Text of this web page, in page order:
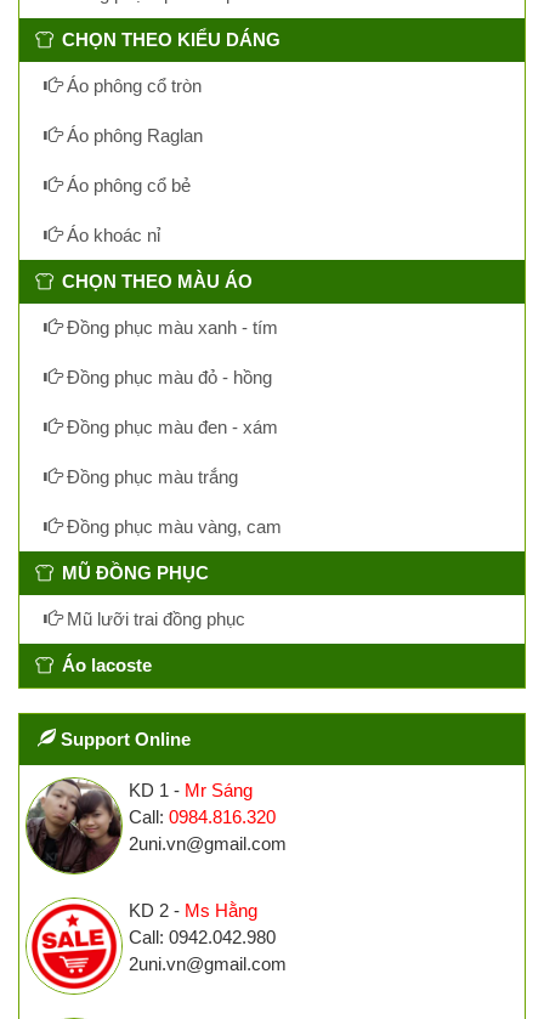
CHỌN THEO KIỂU DÁNG
Áo phông cổ tròn
Áo phông Raglan
Áo phông cổ bẻ
Áo khoác nỉ
CHỌN THEO MÀU ÁO
Đồng phục màu xanh - tím
Đồng phục màu đỏ - hồng
Đồng phục màu đen - xám
Đồng phục màu trắng
Đồng phục màu vàng, cam
MŨ ĐỒNG PHỤC
Mũ lưỡi trai đồng phục
Áo lacoste
Support Online
KD 1 - Mr Sáng
Call: 0984.816.320
2uni.vn@gmail.com
KD 2 - Ms Hằng
Call: 0942.042.980
2uni.vn@gmail.com